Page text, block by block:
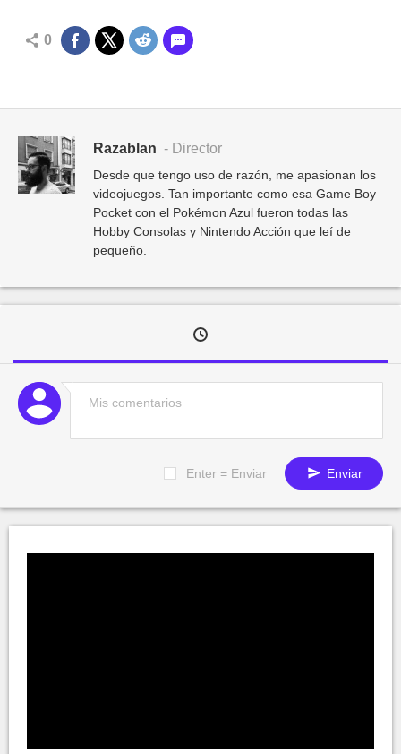
0
Razablan - Director
Desde que tengo uso de razón, me apasionan los
videojuegos. Tan importante como esa Game Boy
Pocket con el Pokémon Azul fueron todas las
Hobby Consolas y Nintendo Acción que leí de
pequeño.
Enter = Enviar Enviar